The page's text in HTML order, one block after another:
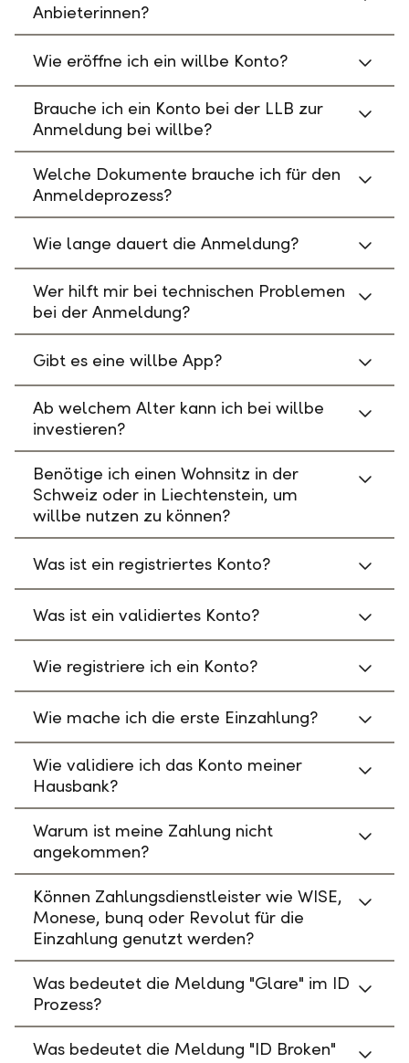
Anbieterinnen?
Wie eröffne ich ein willbe Konto?
Brauche ich ein Konto bei der LLB zur
Anmeldung bei willbe?
Welche Dokumente brauche ich für den
Anmeldeprozess?
Wie lange dauert die Anmeldung?
Wer hilft mir bei technischen Problemen
bei der Anmeldung?
Gibt es eine willbe App?
Ab welchem Alter kann ich bei willbe
investieren?
Benötige ich einen Wohnsitz in der
Schweiz oder in Liechtenstein, um
willbe nutzen zu können?
Was ist ein registriertes Konto?
Was ist ein validiertes Konto?
Wie registriere ich ein Konto?
Wie mache ich die erste Einzahlung?
Wie validiere ich das Konto meiner
Hausbank?
Warum ist meine Zahlung nicht
angekommen?
Können Zahlungsdienstleister wie WISE,
Monese, bunq oder Revolut für die
Einzahlung genutzt werden?
Was bedeutet die Meldung "Glare" im ID
Prozess?
Was bedeutet die Meldung "ID Broken"